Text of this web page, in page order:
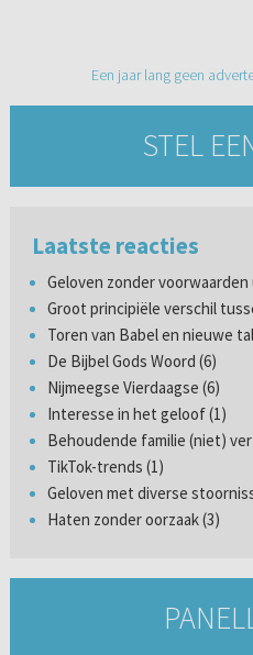
Een jaar lang geen
STEL
Laatste reacties
Geloven zonder voorwaarden
Groot principiële verschil
Toren van Babel en nieuwe
De Bijbel Gods Woord (6)
Nijmeegse Vierdaagse (6)
Interesse in het geloof (1)
Behoudende familie (niet)
TikTok-trends (1)
Geloven met diverse
Haten zonder oorzaak (3)